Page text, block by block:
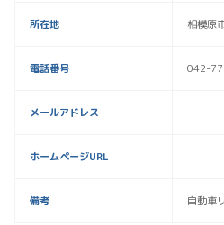
所在地 相模原
電話番号 042-
メールアドレス
ホームページURL
備考 自動車